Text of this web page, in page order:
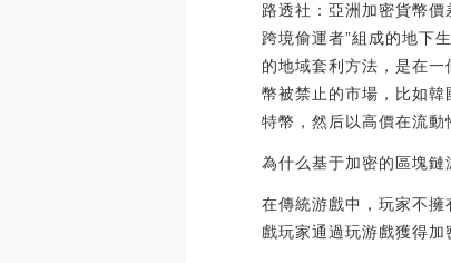
路透社：亞洲加密貨幣
跨境偷運者”組成的地下
的地域套利方法，是在
幣被禁止的市場，比如
特幣，然后以高價在流
為什么基于加密的區塊鏈
在傳統游戲中，玩家不
戲玩家通過玩游戲獲得